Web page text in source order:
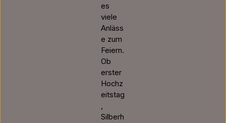
es
viele
Anläss
e zum
Feiern.
Ob
erster
Hochz
eitstag
,
Silberh